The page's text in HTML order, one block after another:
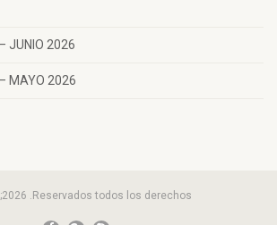
JUNIO 2026
MAYO 2026
.Reservados todos los derechos